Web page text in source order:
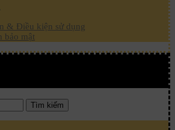
& Điều kiện sử dụng
bảo mật
Tìm kiếm